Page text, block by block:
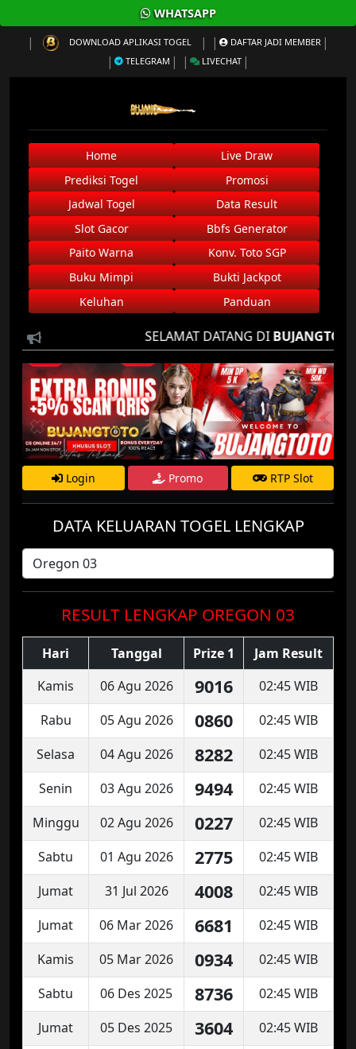
DOWNLOAD APLIKASI TOGEL
DAFTAR JADI MEMBER
TELEGRAM
LIVECHAT
WHATSAPP
Home
Live Draw
Prediksi Togel
Promosi
Jadwal Togel
Data Result
Slot Gacor
Bbfs Generator
Paito Warna
Konv. Toto SGP
Buku Mimpi
Bukti Jackpot
Keluhan
Panduan
SELAMAT DATANG DIBUJANGTOTO
Login Promo RTP Slot
DATA KELUARAN TOGEL LENGKAP
RESULT LENGKAP OREGON 03
Hari Tanggal Prize 1
Jam Result
Kamis
06 Agu 2026 9016
02:45 WIB
Rabu
05 Agu 2026 0860
02:45 WIB
Selasa
04 Agu 2026 8282
02:45 WIB
Senin
03 Agu 2026 9494
02:45 WIB
Minggu
02 Agu 2026 0227
02:45 WIB
Sabtu
01 Agu 2026 2775
02:45 WIB
Jumat
31 Jul 2026 4008
02:45 WIB
Jumat
06 Mar 2026 6681
02:45 WIB
Kamis
05 Mar 2026 0934
02:45 WIB
Sabtu
06 Des 2025 8736
02:45 WIB
Jumat
05 Des 2025 3604
02:45 WIB